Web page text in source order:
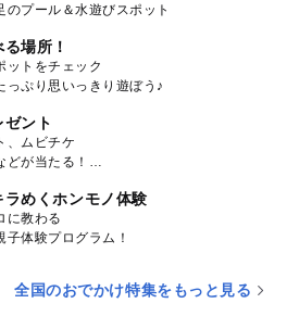
のプール＆水遊びスポット
場所！
ットをチェック
っぷり思いっきり遊ぼう♪
ント
、ムビチケ
どが当たる！
ラめくホンモノ体験
に教わる
子体験プログラム！
全国のおでかけ特集をもっと見る